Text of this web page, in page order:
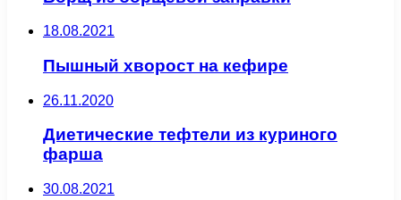
18.08.2021
Пышный хворост на кефире
26.11.2020
Диетические тефтели из куриного
фарша
30.08.2021